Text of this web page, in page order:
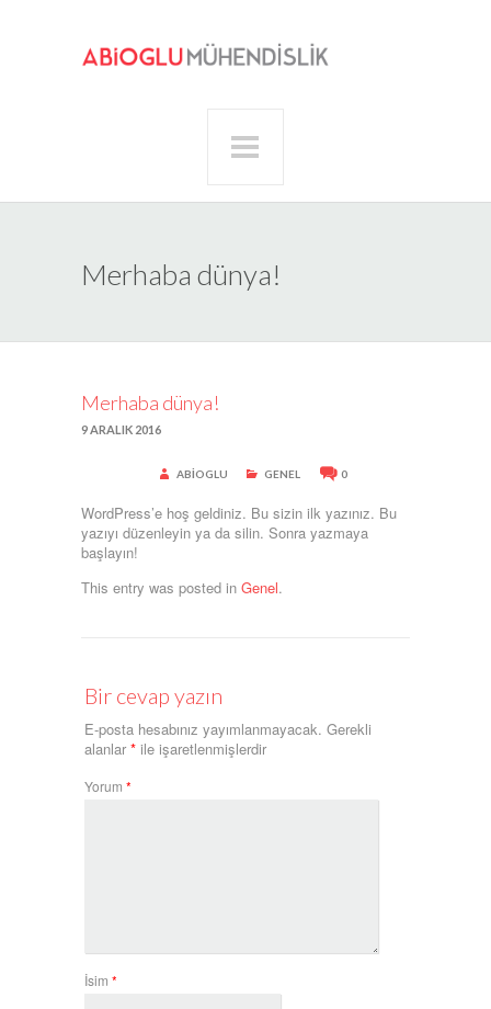
Merhaba dünya!
Merhaba dünya!
9 ARALIK 2016
ABIOGLU GENEL 0
WordPress’e hoş geldiniz. Bu sizin ilk yazınız. Bu
yazıyı düzenleyin ya da silin. Sonra yazmaya
başlayın!
This entry was posted in Genel.
Bir cevap yazın
E-posta hesabınız yayımlanmayacak. Gerekli
alanlar * ile işaretlenmişlerdir
Yorum *
İsim *